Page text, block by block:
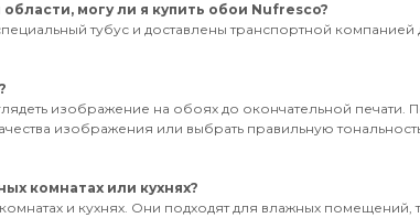
могу ли я купить обои Nufresco?
тубус и доставлены транспортной компанией
изображение на обоях до окончательной
изображения или выбрать правильную
комнатах или кухнях?
и кухнях. Они подходят для влажных помещений,